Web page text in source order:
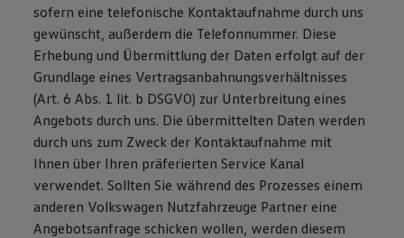
sofern eine telefonische Kontaktaufnahme durch uns
gewünscht, außerdem die Telefonnummer. Diese
Erhebung und Übermittlung der Daten erfolgt auf der
Grundlage eines Vertragsanbahnungsverhältnisses
(Art. 6 Abs. 1 lit. b DSGVO) zur Unterbreitung eines
Angebots durch uns. Die übermittelten Daten werden
durch uns zum Zweck der Kontaktaufnahme mit
Ihnen über Ihren präferierten Service Kanal
verwendet. Sollten Sie während des Prozesses einem
anderen Volkswagen Nutzfahrzeuge Partner eine
Angebotsanfrage schicken wollen, werden diesem